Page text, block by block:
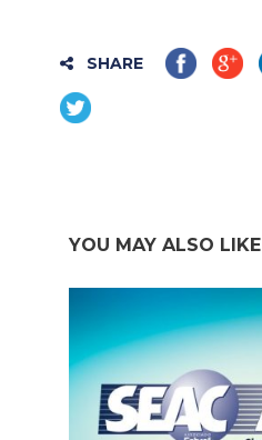
SHARE
YOU MAY ALSO LIKE